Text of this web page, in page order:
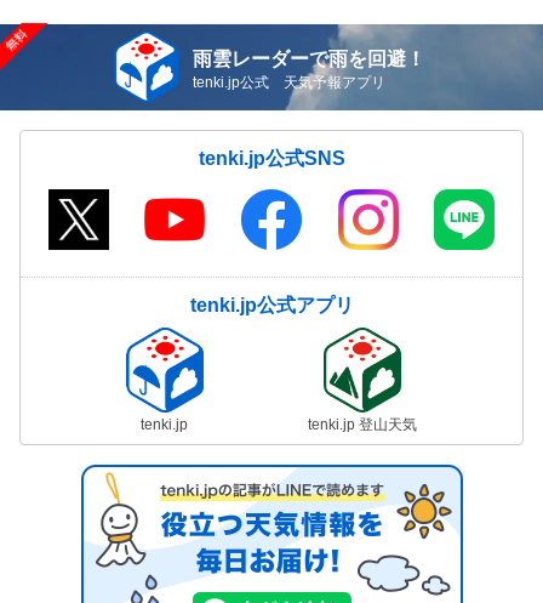
雨雲レーダーで雨を回避！
tenki.jp公式 天気予報アプリ
tenki.jp公式SNS
tenki.jp公式アプリ
tenki.jp tenki.jp 登山天気